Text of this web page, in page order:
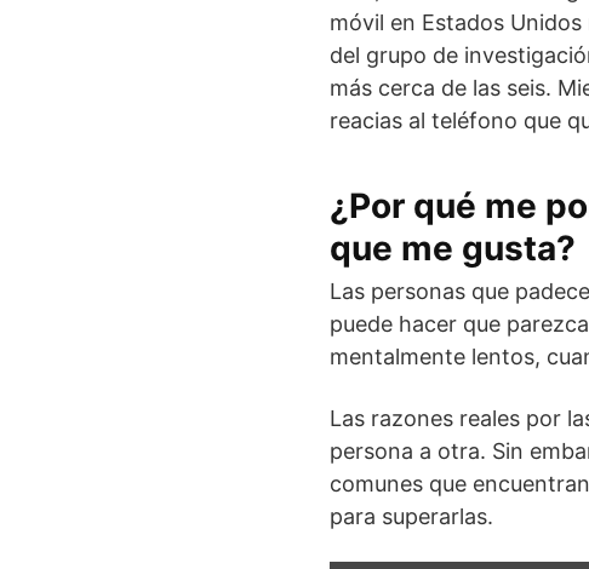
móvil en Estados
del grupo de
más cerca de las seis.
reacias al teléfono que
¿Por qué me
que me gusta?
Las personas que
puede hacer que
mentalmente lentos,
Las razones reales por
persona a otra. Sin
comunes que
para superarlas.